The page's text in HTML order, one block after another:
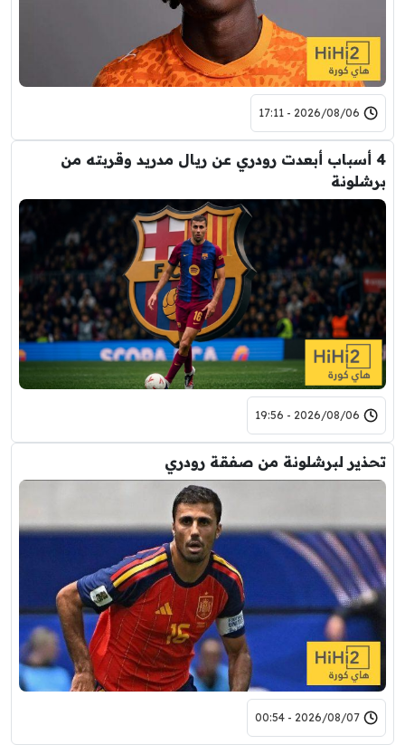
2026/08/06 - 17:11
4 أسباب أبعدت رودري عن ريال مدريد وقربته من
برشلونة
2026/08/06 - 19:56
تحذير لبرشلونة من صفقة رودري
2026/08/07 - 00:54